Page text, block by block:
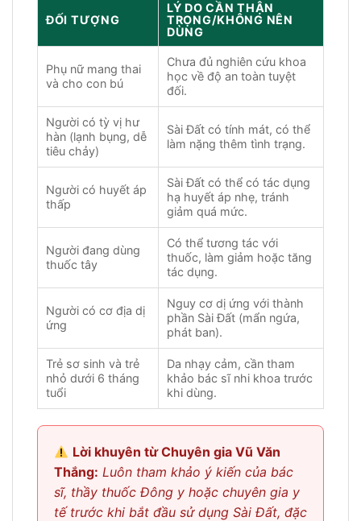
ĐỐI TƯỢNG
LÝ DO CẦN THẬN
TRỌNG/KHÔNG NÊN
DÙNG
Phụ nữ mang thai
và cho con bú
Chưa đủ nghiên cứu khoa
học về độ an toàn tuyệt
đối.
Người có tỳ vị hư
hàn (lạnh bụng, dễ
tiêu chảy)
Sài Đất có tính mát, có thể
làm nặng thêm tình trạng.
Người có huyết áp
thấp
Sài Đất có thể có tác dụng
hạ huyết áp nhẹ, tránh
giảm quá mức.
Người đang dùng
thuốc tây
Có thể tương tác với
thuốc, làm giảm hoặc tăng
tác dụng.
Người có cơ địa dị
ứng
Nguy cơ dị ứng với thành
phần Sài Đất (mẩn ngứa,
phát ban).
Trẻ sơ sinh và trẻ
nhỏ dưới 6 tháng
tuổi
Da nhạy cảm, cần tham
khảo bác sĩ nhi khoa trước
khi dùng.
Lời khuyên từ Chuyên gia Vũ Văn
Thắng: Luôn tham khảo ý kiến của bác
sĩ, thầy thuốc Đông y hoặc chuyên gia y
tế trước khi bắt đầu sử dụng Sài Đất, đặc